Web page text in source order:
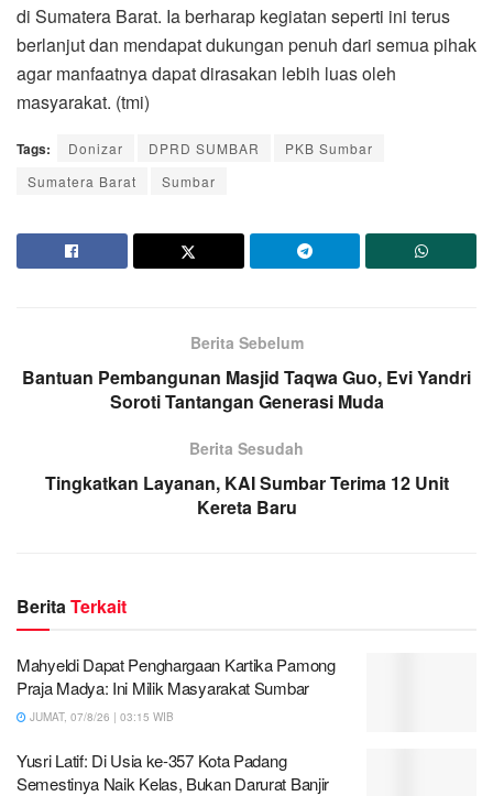
di Sumatera Barat. Ia berharap kegiatan seperti ini terus
berlanjut dan mendapat dukungan penuh dari semua pihak
agar manfaatnya dapat dirasakan lebih luas oleh
masyarakat. (tmi)
Tags: Donizar DPRD SUMBAR
PKB Sumbar
Sumatera Barat
Sumbar
Berita Sebelum
Bantuan Pembangunan Masjid Taqwa Guo, Evi Yandri
Soroti Tantangan Generasi Muda
Berita Sesudah
Tingkatkan Layanan, KAI Sumbar Terima 12 Unit
Kereta Baru
BeritaTerkait
Mahyeldi Dapat Penghargaan Kartika Pamong
Praja Madya: Ini Milik Masyarakat Sumbar
JUMAT, 07/8/26 | 03:15 WIB
Yusri Latif: Di Usia ke-357 Kota Padang
Semestinya Naik Kelas, Bukan Darurat Banjir